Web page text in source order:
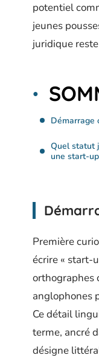
potentiel
jeunes
juridique
Démarrage
Quel statut
une start-
Première
écrire « start-
orthographes
anglophones
Ce détail
terme, ancré
désigne